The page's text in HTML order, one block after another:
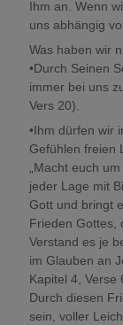
Ihm an. Wenn
uns abhängig
Was haben wir
•Durch Seinen
immer bei uns
Vers 20).
•Ihm dürfen wir
Gefühlen freien
„Macht euch
jeder Lage mit
Gott und bringt
Frieden Gottes,
Verstand es je
im Glauben an
Kapitel 4, Verse
Durch diesen
sein, voller